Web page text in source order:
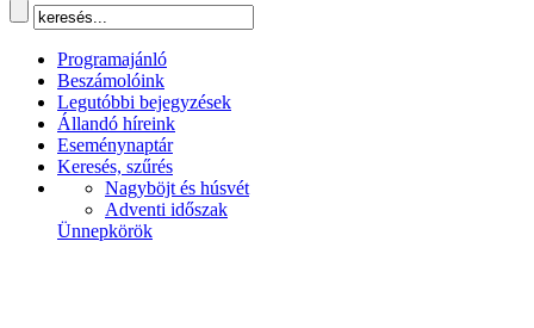
Programajánló
Beszámolóink
Legutóbbi bejegyzések
Állandó híreink
Eseménynaptár
Keresés, szűrés
Nagyböjt és húsvét
Adventi időszak
Ünnepkörök